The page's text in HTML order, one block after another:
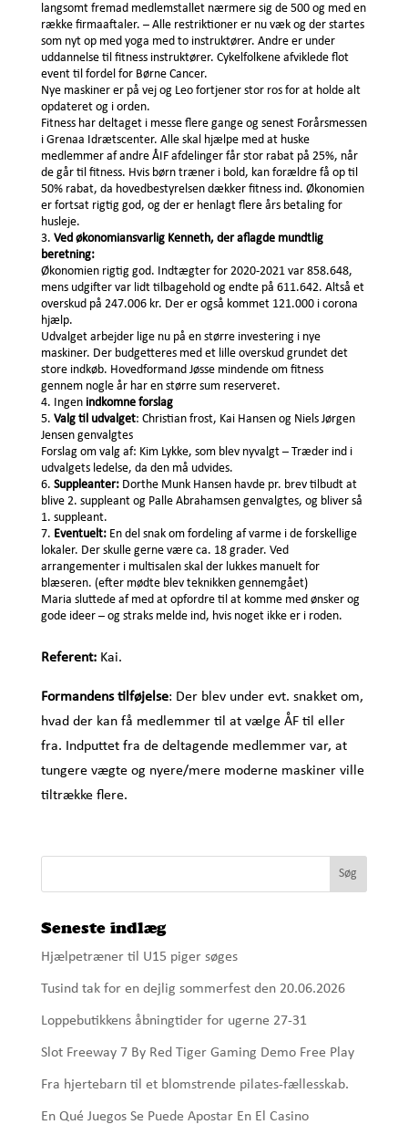
langsomt fremad medlemstallet nærmere sig de 500 og med en
række firmaaftaler. – Alle restriktioner er nu væk og der startes
som nyt op med yoga med to instruktører. Andre er under
uddannelse til fitness instruktører. Cykelfolkene afviklede flot
event til fordel for Børne Cancer.
Nye maskiner er på vej og Leo fortjener stor ros for at holde alt
opdateret og i orden.
Fitness har deltaget i messe flere gange og senest Forårsmessen
i Grenaa Idrætscenter. Alle skal hjælpe med at huske
medlemmer af andre ÅIF afdelinger får stor rabat på 25%, når
de går til fitness. Hvis børn træner i bold, kan forældre få op til
50% rabat, da hovedbestyrelsen dækker fitness ind. Økonomien
er fortsat rigtig god, og der er henlagt flere års betaling for
husleje.
Ved økonomiansvarlig Kenneth, der aflagde mundtlig
beretning:
Økonomien rigtig god. Indtægter for 2020-2021 var 858.648,
mens udgifter var lidt tilbagehold og endte på 611.642. Altså et
overskud på 247.006 kr. Der er også kommet 121.000 i corona
hjælp.
Udvalget arbejder lige nu på en større investering i nye
maskiner. Der budgetteres med et lille overskud grundet det
store indkøb. Hovedformand Jøsse mindende om fitness
gennem nogle år har en større sum reserveret.
Ingen indkomne forslag
Valg til udvalget: Christian frost, Kai Hansen og Niels Jørgen
Jensen genvalgtes
Forslag om valg af: Kim Lykke, som blev nyvalgt – Træder ind i
udvalgets ledelse, da den må udvides.
Suppleanter:Dorthe Munk Hansen havde pr. brev tilbudt at
blive 2. suppleant og Palle Abrahamsen genvalgtes, og bliver så
1. suppleant.
Eventuelt:En del snak om fordeling af varme i de forskellige
lokaler. Der skulle gerne være ca. 18 grader. Ved
arrangementer i multisalen skal der lukkes manuelt for
blæseren. (efter mødte blev teknikken gennemgået)
Maria sluttede af med at opfordre til at komme med ønsker og
gode ideer – og straks melde ind, hvis noget ikke er i roden.
Referent:Kai.
Formandens tilføjelse: Der blev under evt. snakket om,
hvad der kan få medlemmer til at vælge ÅF til eller
fra. Indputtet fra de deltagende medlemmer var, at
tungere vægte og nyere/mere moderne maskiner ville
tiltrække flere.
Seneste indlæg
Hjælpetræner til U15 piger søges
Tusind tak for en dejlig sommerfest den 20.06.2026
Loppebutikkens åbningtider for ugerne 27-31
Slot Freeway 7 By Red Tiger Gaming Demo Free Play
Fra hjertebarn til et blomstrende pilates-fællesskab.
En Qué Juegos Se Puede Apostar En El Casino